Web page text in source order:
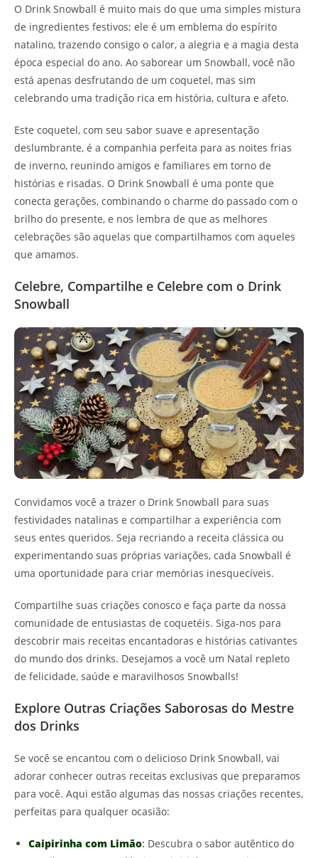
O Drink Snowball é muito mais do que uma simples mistura
de ingredientes festivos; ele é um emblema do espírito
natalino, trazendo consigo o calor, a alegria e a magia desta
época especial do ano. Ao saborear um Snowball, você não
está apenas desfrutando de um coquetel, mas sim
celebrando uma tradição rica em história, cultura e afeto.
Este coquetel, com seu sabor suave e apresentação
deslumbrante, é a companhia perfeita para as noites frias
de inverno, reunindo amigos e familiares em torno de
histórias e risadas. O Drink Snowball é uma ponte que
conecta gerações, combinando o charme do passado com o
brilho do presente, e nos lembra de que as melhores
celebrações são aquelas que compartilhamos com aqueles
que amamos.
Celebre, Compartilhe e Celebre com o Drink
Snowball
Convidamos você a trazer o Drink Snowball para suas
festividades natalinas e compartilhar a experiência com
seus entes queridos. Seja recriando a receita clássica ou
experimentando suas próprias variações, cada Snowball é
uma oportunidade para criar memórias inesquecíveis.
Compartilhe suas criações conosco e faça parte da nossa
comunidade de entusiastas de coquetéis. Siga-nos para
descobrir mais receitas encantadoras e histórias cativantes
do mundo dos drinks. Desejamos a você um Natal repleto
de felicidade, saúde e maravilhosos Snowballs!
Explore Outras Criações Saborosas do Mestre
dos Drinks
Se você se encantou com o delicioso Drink Snowball, vai
adorar conhecer outras receitas exclusivas que preparamos
para você. Aqui estão algumas das nossas criações recentes,
perfeitas para qualquer ocasião:
Caipirinha com Limão: Descubra o sabor autêntico do